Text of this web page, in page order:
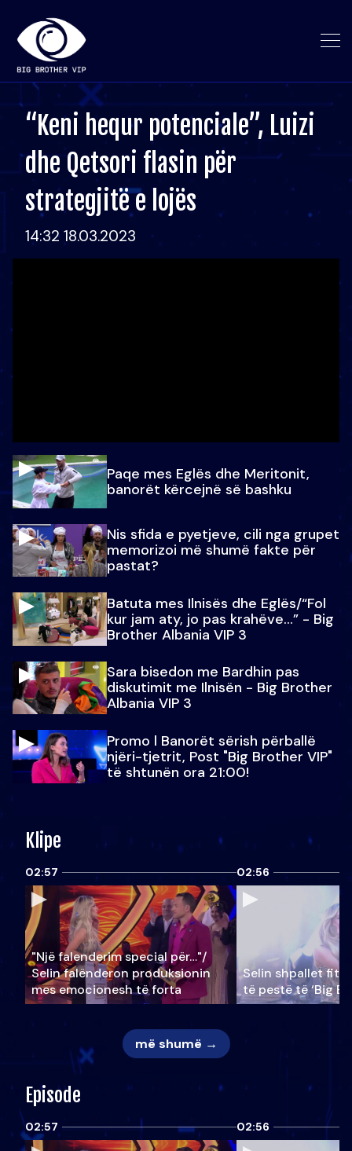
“Keni hequr potenciale”, Luizi
dhe Qetsori flasin për
strategjitë e lojës
14:32 18.03.2023
Paqe mes Eglës dhe Meritonit,
banorët kërcejnë së bashku
Nis sfida e pyetjeve, cili nga grupet
memorizoi më shumë fakte për
pastat?
Batuta mes Ilnisës dhe Eglës/“Fol
kur jam aty, jo pas krahëve…” - Big
Brother Albania VIP 3
Sara bisedon me Bardhin pas
diskutimit me Ilnisën - Big Brother
Albania VIP 3
Promo l Banorët sërish përballë
njëri-tjetrit, Post "Big Brother VIP"
të shtunën ora 21:00!
Klipe
02:57
"Një falenderim special për…"/
Selin falënderon produksionin
mes emocionesh të forta
02:56
Selin shpallet
të pestë të ‘Big
më shumë →
Episode
02:57 02:56